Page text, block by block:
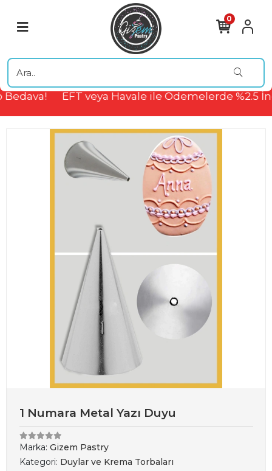
EFT veya Havale ile Ödemelerde %2.5
0
1 Numara Metal Yazı Duyu
Marka: Gizem Pastry
Kategori: Duylar ve Krema Torbaları